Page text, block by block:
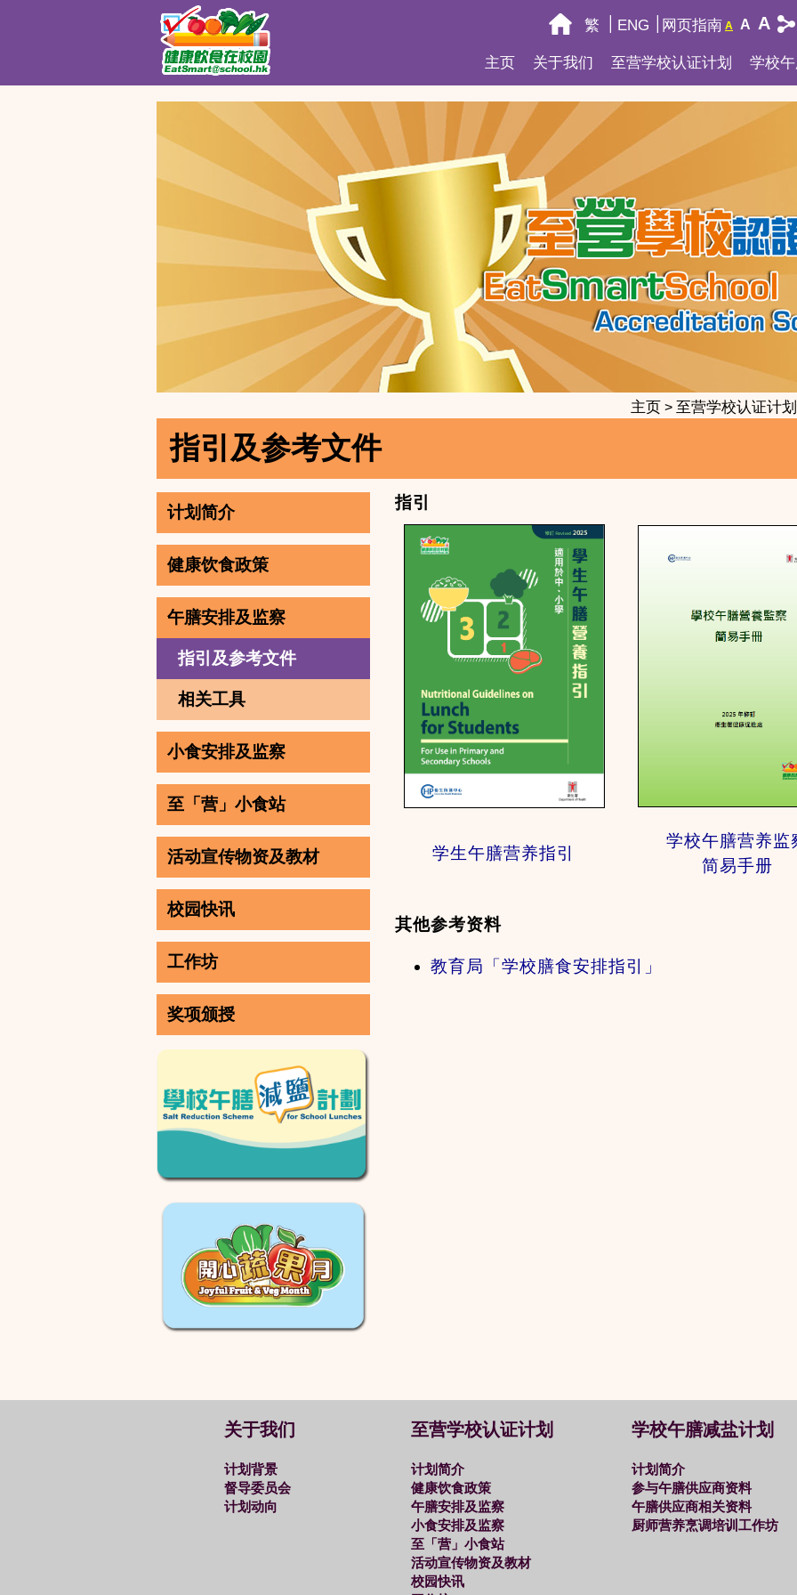
繁 ENG 网页指南 A A A
主页 关于我们 至营学校认证计划 学校
主页 > 至营学校认证计划
指引及参考文件
计划简介
健康饮食政策
午膳安排及监察
指引及参考文件
相关工具
小食安排及监察
至「营」小食站
活动宣传物资及教材
校园快讯
工作坊
奖项颁授
指引
学生午膳营养指引
学校午膳营养监
简易手册
其他参考资料
教育局「学校膳食安排指引」
关于我们
计划背景
督导委员会
计划动向
至营学校认证计划
计划简介
健康饮食政策
午膳安排及监察
小食安排及监察
至「营」小食站
活动宣传物资及教材
校园快讯
学校午膳减盐计划
计划简介
参与午膳供应商资料
午膳供应商相关资料
厨师营养烹调培训工作坊